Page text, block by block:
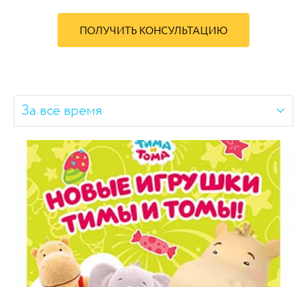
ПОЛУЧИТЬ КОНСУЛЬТАЦИЮ
За всё время